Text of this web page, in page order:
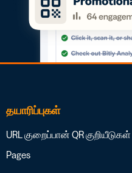
தயாரிப்புகள்
URL குறைப்பான் QR குறியீடுகள்
Pages